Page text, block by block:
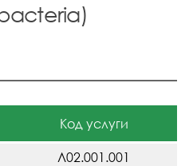
Код услуги
Л02.001.001